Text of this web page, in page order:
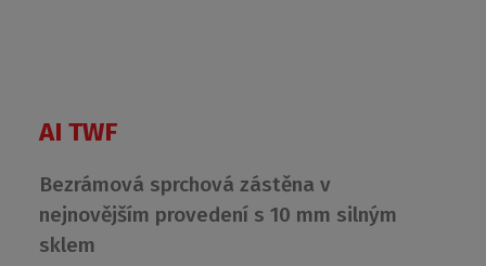
AI TWF
Bezrámová sprchová zástěna v
nejnovějším provedení s 10 mm silným
sklem